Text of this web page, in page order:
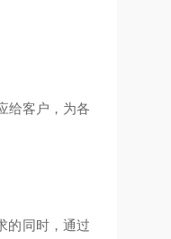
给客户，为各
的同时，通过